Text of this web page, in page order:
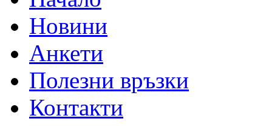
Новини
Анкети
Полезни връзки
Контакти